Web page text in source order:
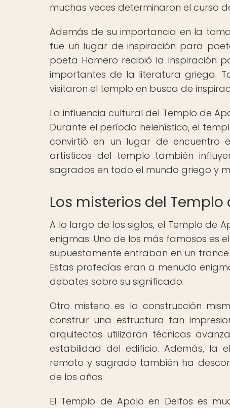
muchas veces determinaron el curso
Además de su importancia en la
fue un lugar de inspiración para
poeta Homero recibió la inspiración
importantes de la literatura griega.
visitaron el templo en busca de
La influencia cultural del Templo de
Durante el período helenístico, el
convirtió en un lugar de encuentro
artísticos del templo también
sagrados en todo el mundo griego y
Los misterios del Templo
A lo largo de los siglos, el Templo de
enigmas. Uno de los más famosos es
supuestamente entraban en un
Estas profecías eran a menudo
debates sobre su significado.
Otro misterio es la construcción
construir una estructura tan
arquitectos utilizaron técnicas
estabilidad del edificio. Además, la
remoto y sagrado también ha
de los años.
El Templo de Apolo en Delfos es